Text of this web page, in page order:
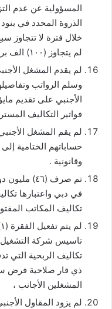
المسؤولية عن عدم
خلال فترة لا تتجاوز
لم يتجاوز (١٠٠) الف برميل يوميًا بعد مضي تلك المدة .
لم يقدم المشغل
وسلم الرواتب
الأجنبي على تقديم
فواتير التكاليف
لم يقم المشغل
حساباتهم الختامية
وقانونية .
تم صرف (٤٦)
في دبي واعتبارها
تكاليف المكاتب
تاسيس شركة التشغيل
تكاليف الربحية التي
ذي قار صلاحية فرض
المشغلين الأجانب ،
لم يزود المقاول